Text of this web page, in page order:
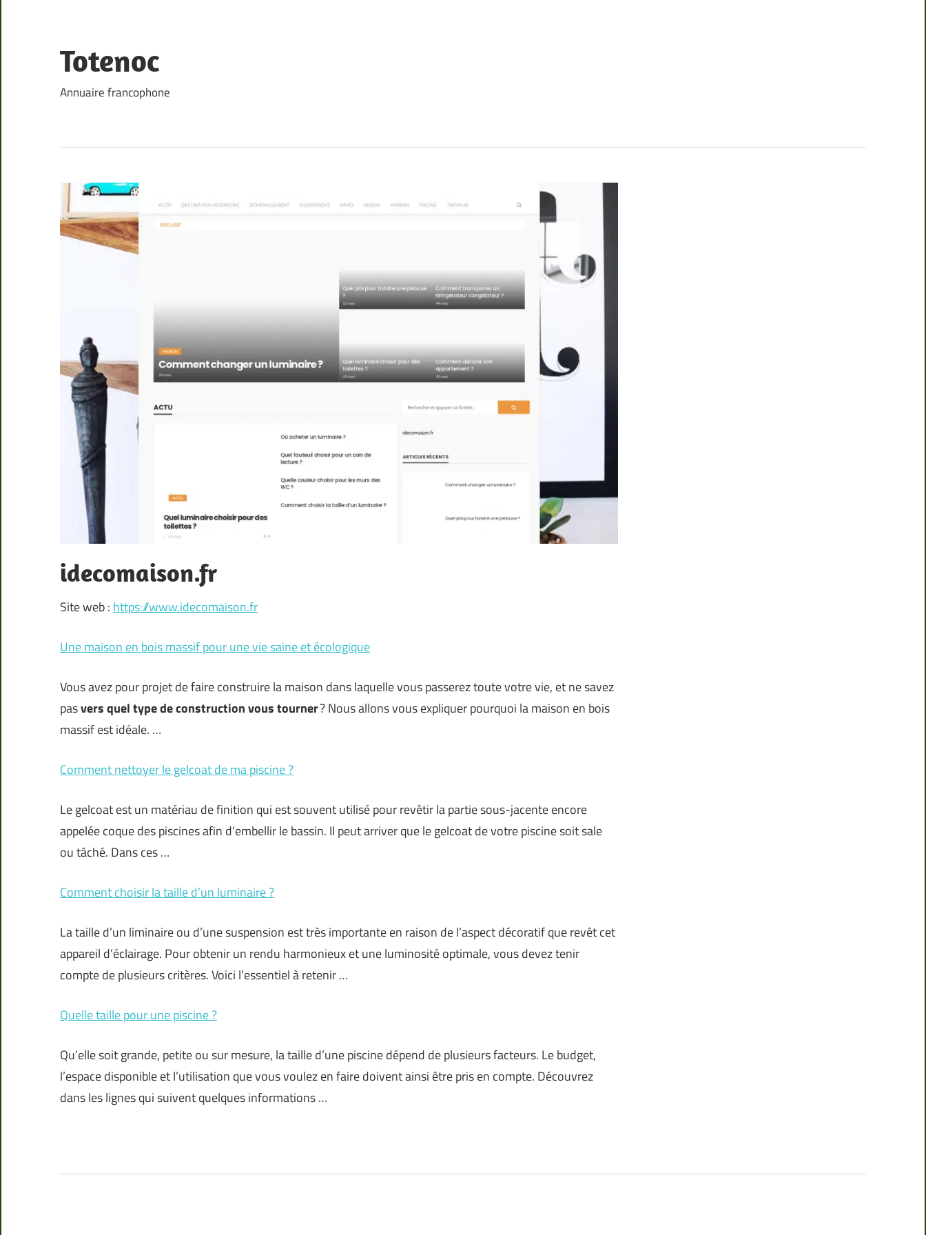
content
Totenoc
Annuaire francophone
idecomaison.fr
Site web : https://www.idecomaison.fr
Une maison en bois massif pour une vie saine et écologique
Vous avez pour projet de faire construire la maison dans laquelle vous passerez toute votre vie, et ne savez
pasvers quel type de construction vous tourner? Nous allons vous expliquer pourquoi la maison en bois
massif est idéale. …
Comment nettoyer le gelcoat de ma piscine ?
Le gelcoat est un matériau de finition qui est souvent utilisé pour revêtir la partie sous-jacente encore
appelée coque des piscines afin d’embellir le bassin. Il peut arriver que le gelcoat de votre piscine soit sale
ou tâché. Dans ces …
Comment choisir la taille d’un luminaire ?
La taille d’un liminaire ou d’une suspension est très importante en raison de l’aspect décoratif que revêt cet
appareil d’éclairage. Pour obtenir un rendu harmonieux et une luminosité optimale, vous devez tenir
compte de plusieurs critères. Voici l’essentiel à retenir …
Quelle taille pour une piscine ?
Qu’elle soit grande, petite ou sur mesure, la taille d’une piscine dépend de plusieurs facteurs. Le budget,
l’espace disponible et l’utilisation que vous voulez en faire doivent ainsi être pris en compte. Découvrez
dans les lignes qui suivent quelques informations …